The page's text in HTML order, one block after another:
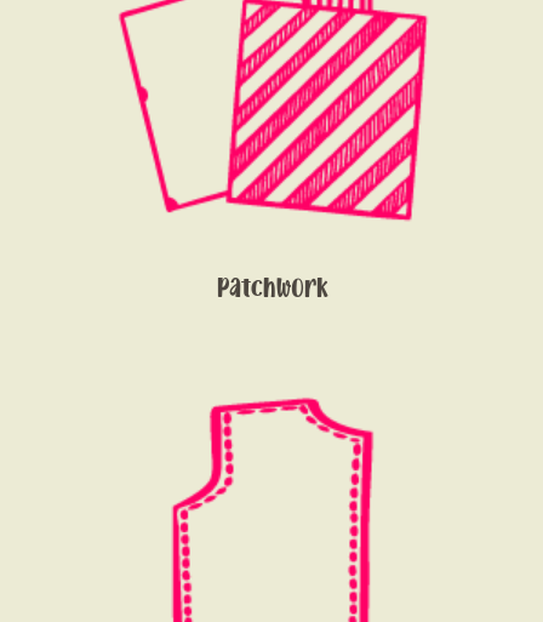
Patchwork